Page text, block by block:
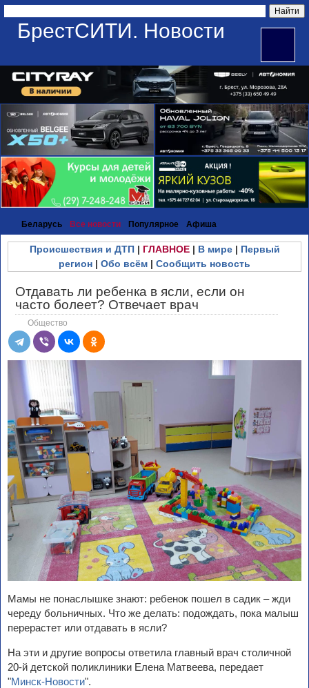
БрестСИТИ. Новости
Беларусь Все новости Популярное Афиша
Происшествия и ДТП| ГЛАВНОЕ| В мире| Первый
регион | Обо всём | Сообщить новость
Отдавать ли ребенка в ясли, если он
часто болеет? Отвечает врач
Общество
Мамы не понаслышке знают: ребенок пошел в садик – жди
череду больничных. Что же делать: подождать, пока малыш
перерастет или отдавать в ясли?
На эти и другие вопросы ответила главный врач столичной
20-й детской поликлиники Елена Матвеева, передает
"Минск-Новости".